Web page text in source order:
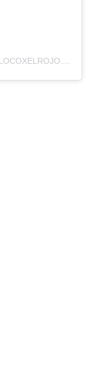
UNA PUBLICACIÓN COMPARTIDA POR LOCOXELROJO.COM (@LOCOXELROJOWEB)